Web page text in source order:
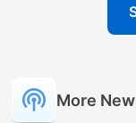
More